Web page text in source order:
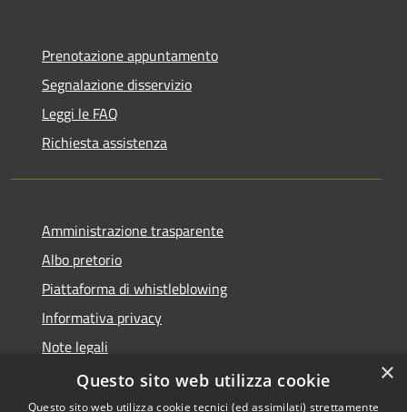
Prenotazione appuntamento
Segnalazione disservizio
Leggi le FAQ
Richiesta assistenza
Amministrazione trasparente
Albo pretorio
Piattaforma di whistleblowing
Informativa privacy
Note legali
Dichiarazione di accessibilità
×
Questo sito web utilizza cookie
Questo sito web utilizza cookie tecnici (ed assimilati) strettamente